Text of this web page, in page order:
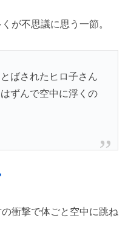
が不思議に思う一節。
ばされたヒロ子さん
ずんで空中に浮くの
衝撃で体ごと空中に跳ね